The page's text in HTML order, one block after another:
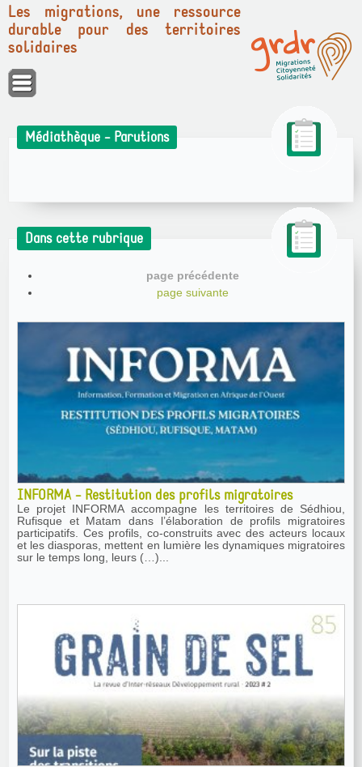
Panneau de gestion des cookies
Les migrations, une ressource
durable pour des territoires
solidaires
Médiathèque - Parutions
Dans cette rubrique
page précédente
page suivante
INFORMA - Restitution des profils migratoires
Le projet INFORMA accompagne les territoires de Sédhiou,
Rufisque et Matam dans l’élaboration de profils migratoires
participatifs. Ces profils, co-construits avec des acteurs locaux
et les diasporas, mettent en lumière les dynamiques migratoires
sur le temps long, leurs (…)...